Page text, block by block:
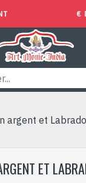
€
argent et
ET